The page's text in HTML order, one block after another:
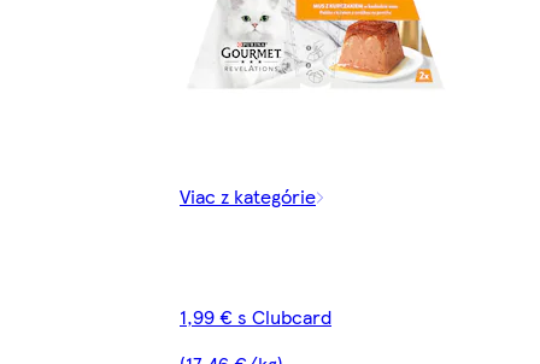
Viac z kategórie
1,99 € s Clubcard